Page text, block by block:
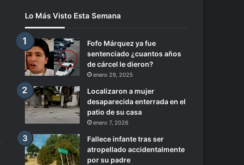
Lo Más Visto Esta Semana
Fofo Márquez ya fue
sentenciado ¿cuantos años
de cárcel le dieron?
enero 29, 2025
Localizaron a mujer
desaparecida enterrada en el
patio de su casa
enero 7, 2026
Fallece infante tras ser
atropellado accidentalmente
por su padre